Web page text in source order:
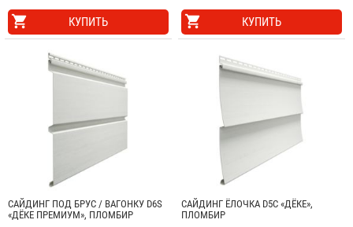
КУПИТЬ КУПИТЬ
САЙДИНГ ПОД БРУС / ВАГОНКУ D6S
«ДЁКЕ ПРЕМИУМ», ПЛОМБИР
САЙДИНГ ЁЛОЧКА D5C «ДЁКЕ»,
ПЛОМБИР